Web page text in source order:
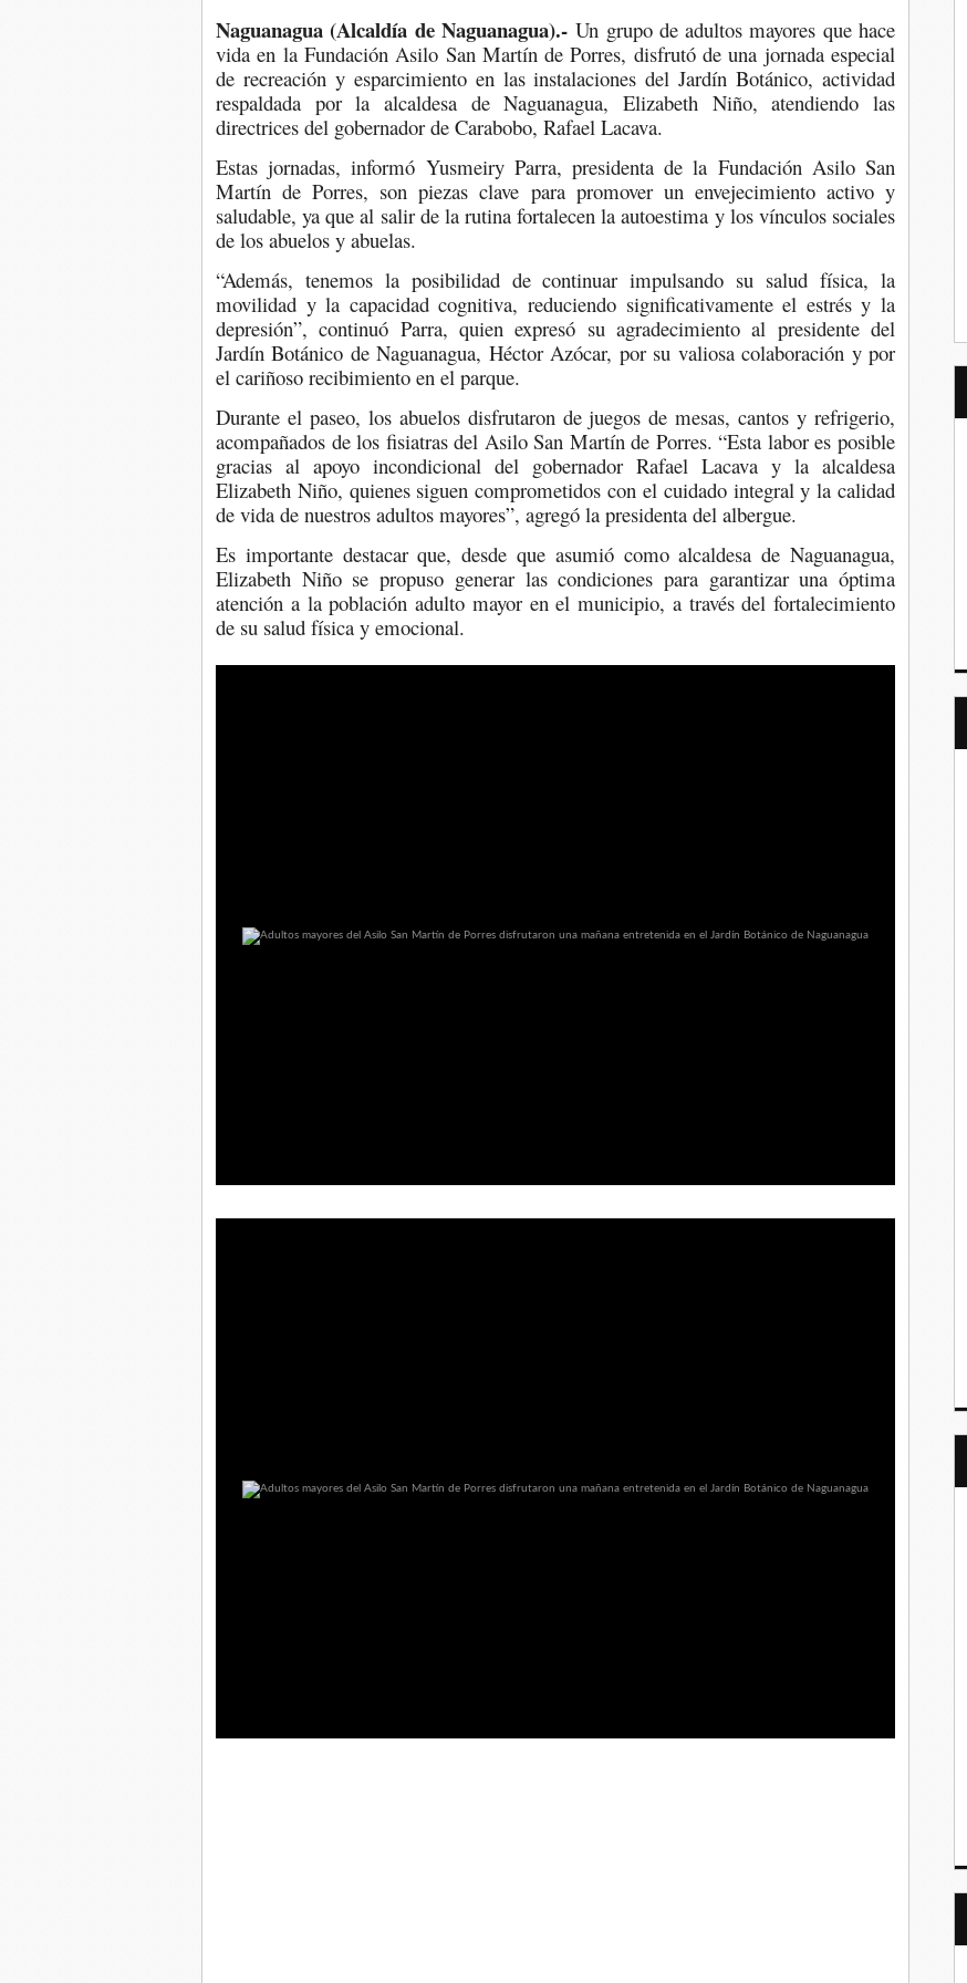
Naguanagua (Alcaldía de Naguanagua).-Un grupo de adultos mayores que hace
vida en la Fundación Asilo San Martín de Porres, disfrutó de una jornada especial
de recreación y esparcimiento en las instalaciones del Jardín Botánico, actividad
respaldada por la alcaldesa de Naguanagua, Elizabeth Niño, atendiendo las
directrices del gobernador de Carabobo, Rafael Lacava.
Estas jornadas, informó Yusmeiry Parra, presidenta de la Fundación Asilo San
Martín de Porres, son piezas clave para promover un envejecimiento activo y
saludable, ya que al salir de la rutina fortalecen la autoestima y los vínculos sociales
de los abuelos y abuelas.
“Además, tenemos la posibilidad de continuar impulsando su salud física, la
movilidad y la capacidad cognitiva, reduciendo significativamente el estrés y la
depresión”, continuó Parra, quien expresó su agradecimiento al presidente del
Jardín Botánico de Naguanagua, Héctor Azócar, por su valiosa colaboración y por
el cariñoso recibimiento en el parque.
Durante el paseo, los abuelos disfrutaron de juegos de mesas, cantos y refrigerio,
acompañados de los fisiatras del Asilo San Martín de Porres. “Esta labor es posible
gracias al apoyo incondicional del gobernador Rafael Lacava y la alcaldesa
Elizabeth Niño, quienes siguen comprometidos con el cuidado integral y la calidad
de vida de nuestros adultos mayores”, agregó la presidenta del albergue.
Es importante destacar que, desde que asumió como alcaldesa de Naguanagua,
Elizabeth Niño se propuso generar las condiciones para garantizar una óptima
atención a la población adulto mayor en el municipio, a través del fortalecimiento
de su salud física y emocional.